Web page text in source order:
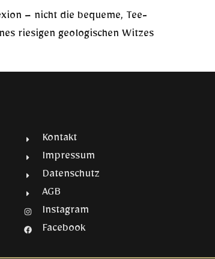
– nicht die bequeme, Tee-
riesigen geologischen Witzes
Kontakt
Impressum
Datenschutz
AGB
Instagram
Facebook